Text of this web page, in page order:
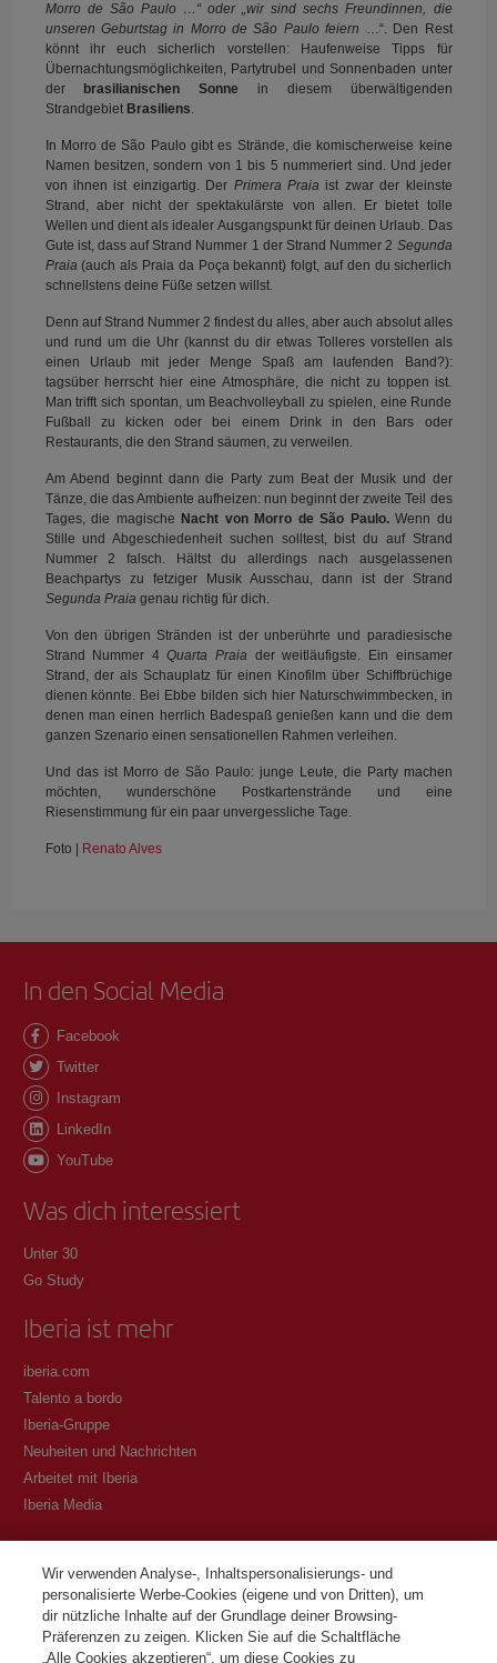
Morro de São Paulo …“ oder „wir sind sechs Freundinnen, die
unseren Geburtstag in Morro de São Paulo feiern …“. Den Rest
könnt ihr euch sicherlich vorstellen: Haufenweise Tipps für
Übernachtungsmöglichkeiten, Partytrubel und Sonnenbaden unter
derbrasilianischen Sonne in diesem überwältigenden
Strandgebiet Brasiliens.
In Morro de São Paulo gibt es Strände, die komischerweise keine
Namen besitzen, sondern von 1 bis 5 nummeriert sind. Und jeder
von ihnen ist einzigartig. Der Primera Praia ist zwar der kleinste
Strand, aber nicht der spektakulärste von allen. Er bietet tolle
Wellen und dient als idealer Ausgangspunkt für deinen Urlaub. Das
Gute ist, dass auf Strand Nummer 1 der Strand Nummer 2 Segunda
Praia (auch als Praia da Poça bekannt) folgt, auf den du sicherlich
schnellstens deine Füße setzen willst.
Denn auf Strand Nummer 2 findest du alles, aber auch absolut alles
und rund um die Uhr (kannst du dir etwas Tolleres vorstellen als
einen Urlaub mit jeder Menge Spaß am laufenden Band?):
tagsüber herrscht hier eine Atmosphäre, die nicht zu toppen ist.
Man trifft sich spontan, um Beachvolleyball zu spielen, eine Runde
Fußball zu kicken oder bei einem Drink in den Bars oder
Restaurants, die den Strand säumen, zu verweilen.
Am Abend beginnt dann die Party zum Beat der Musik und der
Tänze, die das Ambiente aufheizen: nun beginnt der zweite Teil des
Tages, die magische Nacht von Morro de São Paulo.Wenn du
Stille und Abgeschiedenheit suchen solltest, bist du auf Strand
Nummer 2 falsch. Hältst du allerdings nach ausgelassenen
Beachpartys zu fetziger Musik Ausschau, dann ist der Strand
Segunda Praia genau richtig für dich.
Von den übrigen Stränden ist der unberührte und paradiesische
Strand Nummer 4Quarta Praia der weitläufigste. Ein einsamer
Strand, der als Schauplatz für einen Kinofilm über Schiffbrüchige
dienen könnte. Bei Ebbe bilden sich hier Naturschwimmbecken, in
denen man einen herrlich Badespaß genießen kann und die dem
ganzen Szenario einen sensationellen Rahmen verleihen.
Und das ist Morro de São Paulo: junge Leute, die Party machen
möchten, wunderschöne Postkartenstrände und eine
Riesenstimmung für ein paar unvergessliche Tage.
Foto | Renato Alves
In den Social Media
Facebook
Twitter
Instagram
LinkedIn
YouTube
Was dich interessiert
Unter 30
Go Study
Iberia ist mehr
iberia.com
Talento a bordo
Iberia-Gruppe
Neuheiten und Nachrichten
Arbeitet mit Iberia
Iberia Media
Allgemeine Geschäftsbedingungen des Iberia Club Programms
Bedingungen für die Registrierung auf iberia.com
Richtlinien zum Schutz personenbezogener Daten
Wir verwenden Analyse-, Inhaltspersonalisierungs- und
personalisierte Werbe-Cookies (eigene und von Dritten), um
dir nützliche Inhalte auf der Grundlage deiner Browsing-
Präferenzen zu zeigen. Klicken Sie auf die Schaltfläche
„Alle Cookies akzeptieren“, um diese Cookies zu